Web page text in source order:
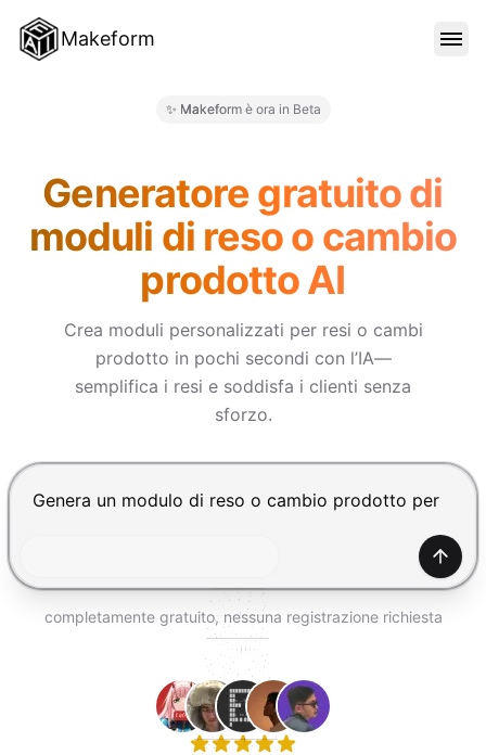
Makeform
BLOG
PREZZI
PROVA GRATIS
✨ Makeform è ora in Beta
Generatore gratuito di
moduli di reso o cambio
prodotto AI
Crea moduli personalizzati per resi o cambi
prodotto in pochi secondi con l’IA—
semplifica i resi e soddisfa i clienti senza
sforzo.
Premi Invio per inviare, Shift+Invio per nuova riga
completamente gratuito, nessuna registrazione richiesta